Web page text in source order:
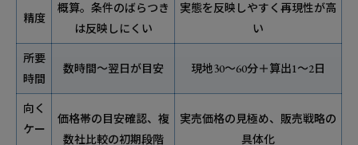
精度
概算。条件のばらつき
は反映しにくい
実態を反映しやすく再現性が高
い
所要
時間
数時間〜翌日が目安 現地30〜60分＋算出1〜2日
向く
ケー
価格帯の目安確認、複
数社比較の初期段階
実売価格の見極め、販売戦略の
具体化